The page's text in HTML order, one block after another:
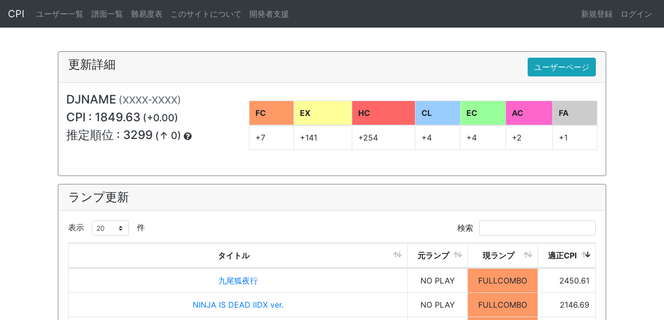
CPI ユーザー一覧 譜面一覧 難易度表 このサイトについて 開発者支援 新規登録 ログイン
更新詳細 ユーザーページ
DJNAME (XXXX-XXXX)
CPI : 1849.63 (+0.00)
推定順位 : 3299 (↑ 0)
FC EX HC CL EC AC FA
+7 +141 +254 +4 +4 +2 +1
ランプ更新
表示 件 検索
タイトル 元ランプ 現ランプ 適正CPI
九尾狐夜行 NO PLAY FULLCOMBO 2450.61
NINJA IS DEAD IIDX ver. NO PLAY FULLCOMBO 2146.69